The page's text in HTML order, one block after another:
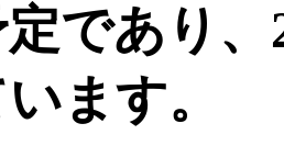
であり
ます。